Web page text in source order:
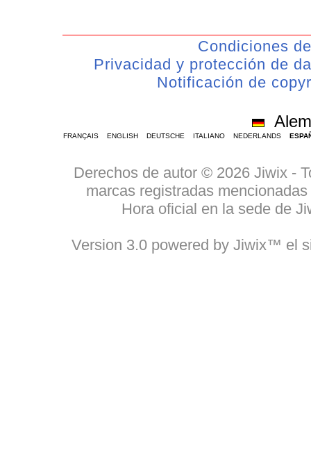
Condiciones
Privacidad y protección de
Notificación de
FRANÇAIS ENGLISH DEUTSCHE ITALIANO NEDERLANDS
Derechos de autor © 2026 Jiwix -
marcas registradas
Hora oficial en la sede de
Version 3.0 powered by Jiwix™ el